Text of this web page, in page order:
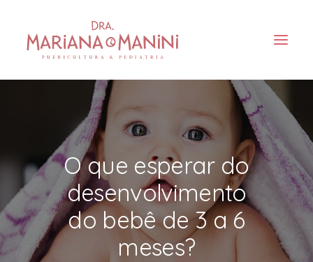
O que esperar do
desenvolvimento
do bebê de 3 a 6
meses?